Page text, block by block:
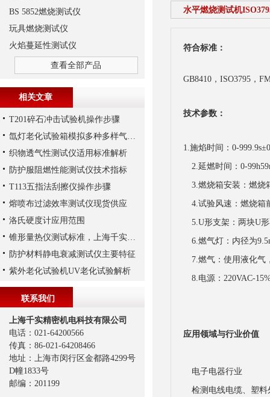
水平燃烧测试机
符合标准：
GB8410，ISO3795，
技术参数：
1.施焰时间：0-
2.延燃时间：0-
3.燃烧箱安装：燃烧
4.试验风速：燃烧箱
5.U形支架：两块U形
6.燃气灯：内径为
7.燃气：使用液化气
8.电源：220VAC-
应用领域与行业价值
电子电器行业
检测电线电缆、塑料
BS 5852燃烧测试仪
玩具燃烧测试仪
火焰蔓延性测试仪
查看全部产品
相关文章
T201碎石冲击试验机操作步骤
氙灯老化试验箱模拟多种多样气候条件
织物透气性测试仪适用标准解析
防护服阻燃性能测试仪技术指标
T113五指法刮擦仪操作步骤
熔喷布过滤效率测试仪现货供应
洛氏硬度计应用范围
锥形量热仪测试标准，上海千实工程师给您参考
防护材料静电衰减测试仪主要特征
紫外老化试验机UV老化试验解析
联系我们
上海千实精密机电科技有限公司
电话：021-64200566
传真：86-021-64208466
地址：上海市闵行区金都路4299号
D幢1833号
邮编：201199